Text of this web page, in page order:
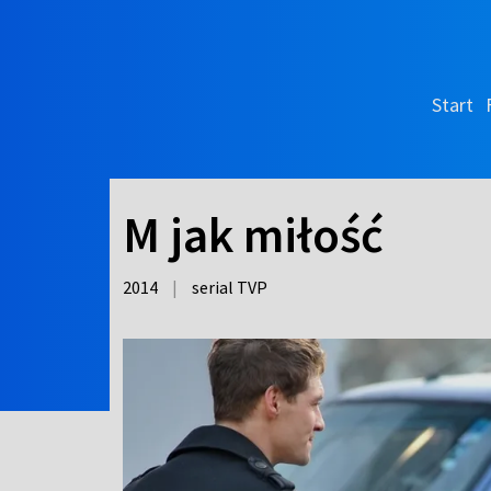
Start
M jak miłość
2014 | serial TVP